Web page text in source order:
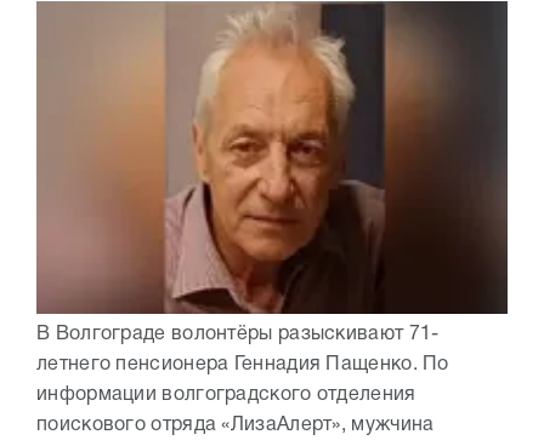
В Волгограде волонтёры разыскивают 71-
летнего пенсионера Геннадия Пащенко. По
информации волгоградского отделения
поискового отряда «ЛизаАлерт», мужчина